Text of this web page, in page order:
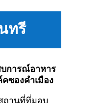
ทรี
บการณ์อาหาร
ซองคำเมือง
ถานที่ที่มอบ